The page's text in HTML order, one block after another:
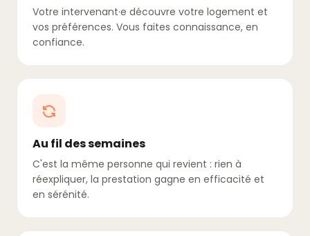
Votre intervenant·e découvre votre logement et
vos préférences. Vous faites connaissance, en
confiance.
Au fil des semaines
C'est la même personne qui revient : rien à
réexpliquer, la prestation gagne en efficacité et
en sérénité.